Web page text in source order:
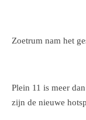
Zoetrum nam het
Plein 11 is meer
zijn de nieuwe